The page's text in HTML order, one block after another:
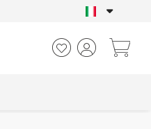
SOLO PRODOTTI